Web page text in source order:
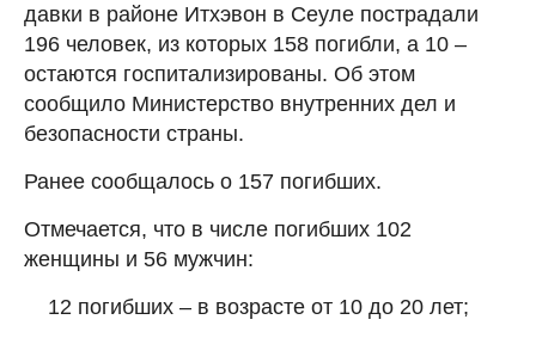
давки в районе Итхэвон в Сеуле пострадали
196 человек, из которых 158 погибли, а 10 –
остаются госпитализированы. Об этом
сообщило Министерство внутренних дел и
безопасности страны.
Ранее сообщалось о 157 погибших.
Отмечается, что в числе погибших 102
женщины и 56 мужчин:
12 погибших – в возрасте от 10 до 20 лет;